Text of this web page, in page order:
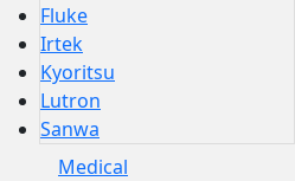
Fluke
Irtek
Kyoritsu
Lutron
Sanwa
Medical